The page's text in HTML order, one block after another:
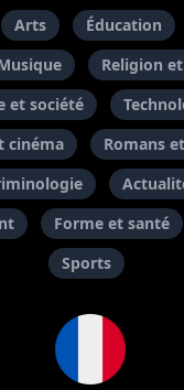
Arts Éducation
Religion
et société
cinéma
Romans
Forme et santé
Sports